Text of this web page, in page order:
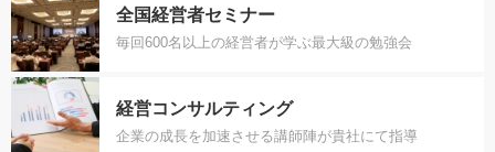
全国経営者セミナー
毎回600名以上の経営者が学ぶ最大級の勉強会
経営コンサルティング
企業の成長を加速させる講師陣が貴社にて指導